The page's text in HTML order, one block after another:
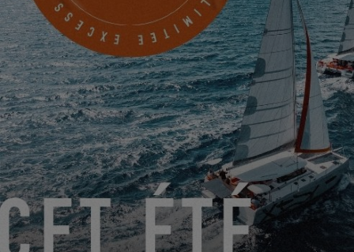
GOTHENBURG, Suède
PRENDRE RENDEZ-VOUS